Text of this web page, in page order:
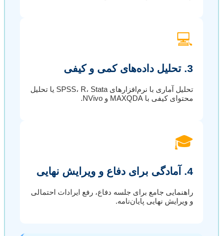
💻
3. تحلیل داده‌های کمی و کیفی
تحلیل آماری با نرم‌افزارهای SPSS، R، Stata یا تحلیل
محتوای کیفی با MAXQDA و NVivo.
🎓
4. آمادگی برای دفاع و ویرایش نهایی
راهنمایی جامع برای جلسه دفاع، رفع ایرادات احتمالی
و ویرایش نهایی پایان‌نامه.